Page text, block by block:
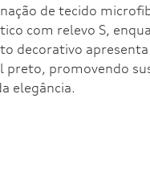
de tecido
com relevo S,
decorativo
preto, promovendo
elegância.